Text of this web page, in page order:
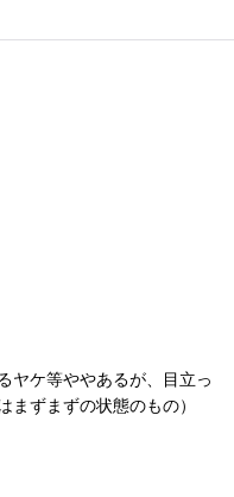
ヤケ等ややあるが、目立っ
ずまずの状態のもの）